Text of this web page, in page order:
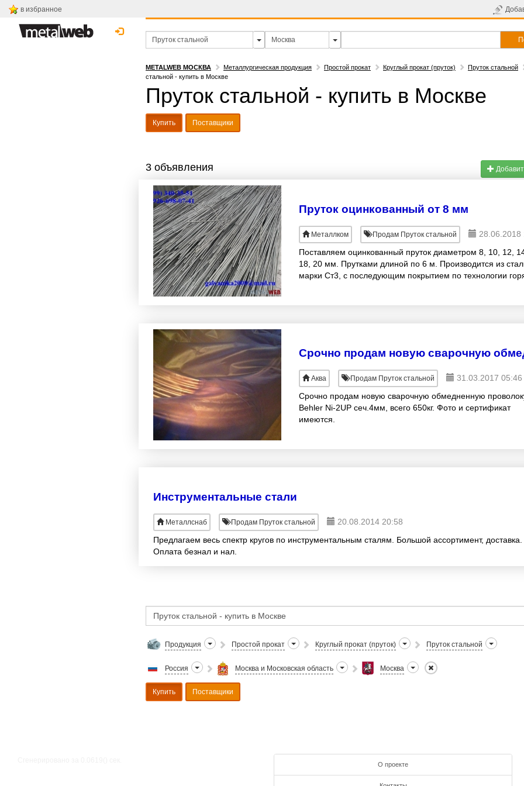
в избранное
METALWEB МОСКВА Металлургическая продукция Простой прокат Круглый прокат (пруток) Пруток стальной
стальной - купить в Москве
Пруток стальной - купить в Москве
Купить Поставщики
3 объявления
Пруток оцинкованный от 8 мм
Металлком Продам Пруток стальной
28.06.2018
Поставляем оцинкованный пруток диаметром 8, 10, 12,
18, 20 мм. Прутками длиной по 6 м. Производится из
марки Ст3, с последующим покрытием по технологии
Аква Продам Пруток стальной
31.03.2017 05:46
Срочно продам новую сварочную обмедненную
Behler Ni-2UP сеч.4мм, всего 650кг. Фото и сертификат
имеются.
Инструментальные стали
Металлснаб Продам Пруток стальной
20.08.2014 20:58
Предлагаем весь спектр кругов по инструментальным сталям. Большой ассортимент, доставка.
Оплата безнал и нал.
Продукция Простой прокат Круглый прокат (пруток) Пруток стальной
Россия Москва и Московская область Москва
Купить Поставщики
О проекте